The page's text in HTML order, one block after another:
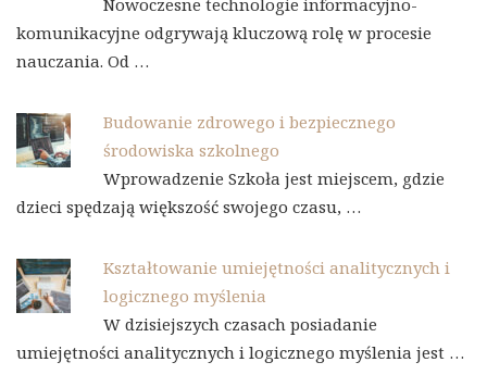
Nowoczesne technologie informacyjno-
komunikacyjne odgrywają kluczową rolę w procesie
nauczania. Od …
Budowanie zdrowego i bezpiecznego
środowiska szkolnego
Wprowadzenie Szkoła jest miejscem, gdzie
dzieci spędzają większość swojego czasu, …
Kształtowanie umiejętności analitycznych i
logicznego myślenia
W dzisiejszych czasach posiadanie
umiejętności analitycznych i logicznego myślenia jest …